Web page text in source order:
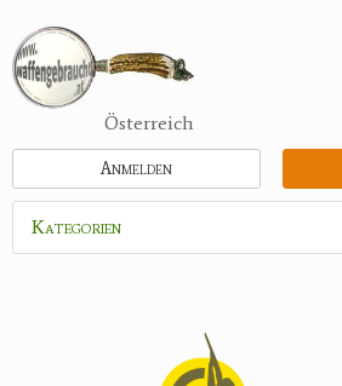
zum
Inhalt
Österreich
Anmelden
Kategorien